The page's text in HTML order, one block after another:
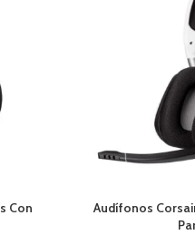
Con
AÑADIR AL
Audífonos